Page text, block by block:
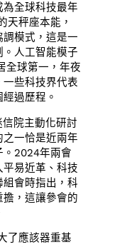
全球科技最年
天秤座本能，
模式，這是一
。人工智能模子
全球第一，年夜
些科技界代表
經過歷程。
院主動化研討
一恰是近兩年
。2024年兩會
易近革、科技
會時指出，科
，這讓參會的
了應該器重基